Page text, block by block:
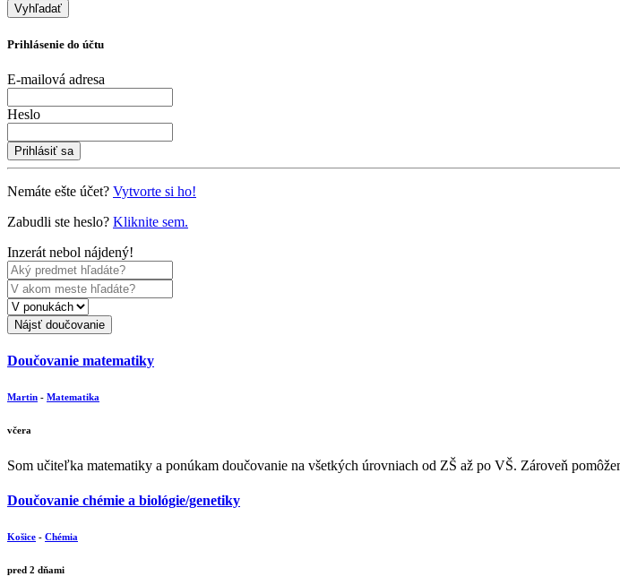
Vyhľadať
Prihlásenie do účtu
E-mailová adresa
Heslo
Prihlásiť sa
Nemáte ešte účet? Vytvorte si ho!
Zabudli ste heslo? Kliknite sem.
Inzerát nebol nájdený!
Nájsť doučovanie
Doučovanie matematiky
Martin - Matematika
včera
Som učiteľka matematiky a ponúkam doučovanie na všetkých úrovniach od ZŠ až po VŠ. Zároveň
Doučovanie chémie a biológie/genetiky
Košice - Chémia
pred 2 dňami